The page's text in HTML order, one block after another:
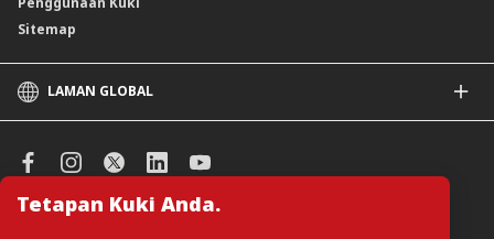
Tetapan Kuki Anda.
Sitemap
LAMAN GLOBAL
CIMB Islamic
CIMB Bank (SG)
CIMB Bank (KH)